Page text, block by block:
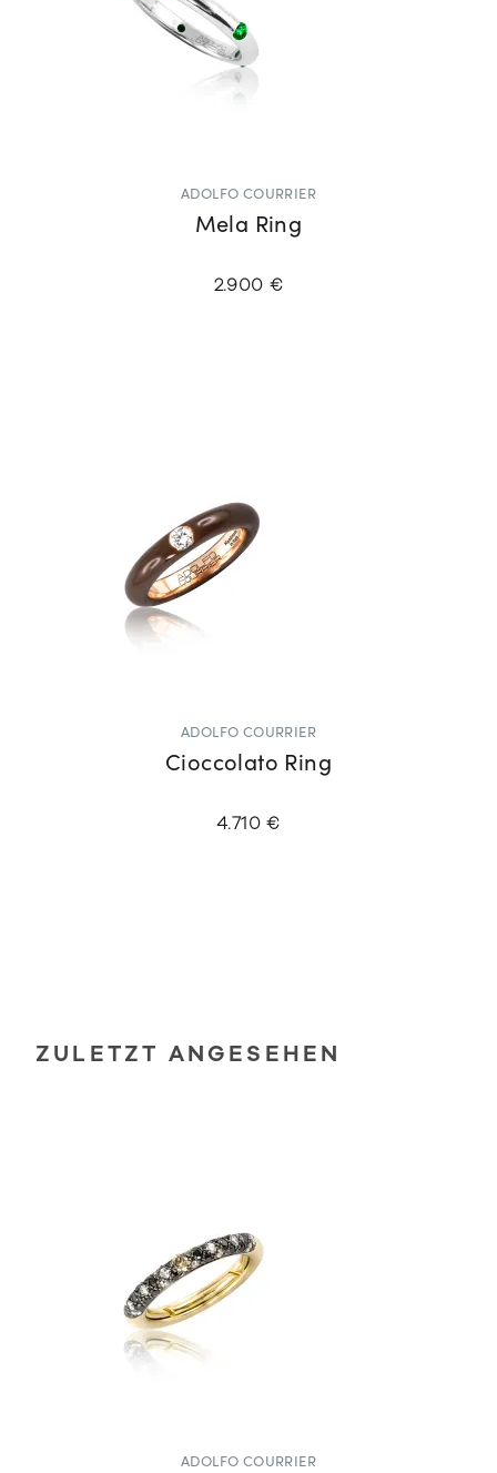
ADOLFO COURRIER
Mela Ring
2.900 €
ADOLFO COURRIER
Cioccolato Ring
4.710 €
ZULETZT ANGESEHEN
ADOLFO COURRIER